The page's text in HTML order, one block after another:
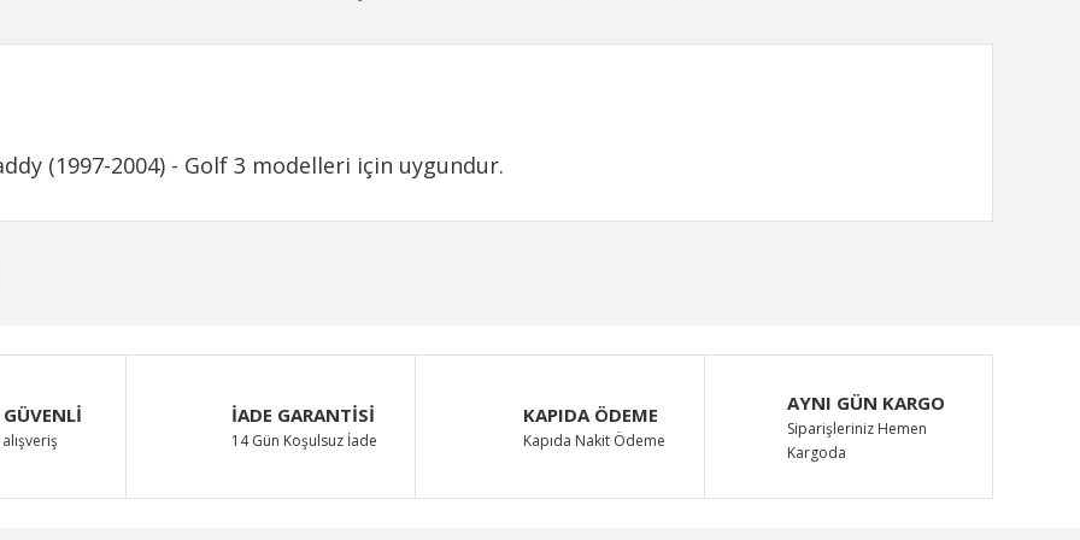
(1997-2004) - Golf 3 modelleri için uygundur.
konularda yetersiz gördüğünüz noktaları öneri formunu kullanarak tarafımıza iletebilirsiniz.
İADE GARANTİSİ
14 Gün Koşulsuz İade
KAPIDA ÖDEME
Kapıda Nakit Ödeme
AYNI GÜN KARGO
Siparişleriniz Hemen
Kargoda